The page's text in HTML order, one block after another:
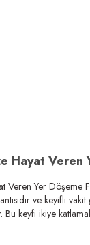
Veren Yer Döşeme
ve keyifli
keyfi ikiye
yer döşeme